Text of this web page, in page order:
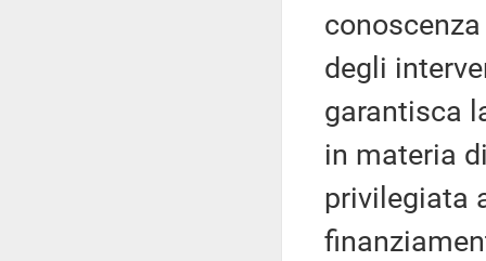
degli
garantisca
in materia
privilegiata